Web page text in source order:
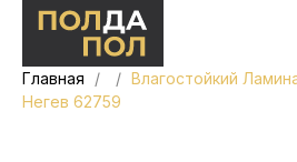
Главная
Влагостойкий
Негев 62759